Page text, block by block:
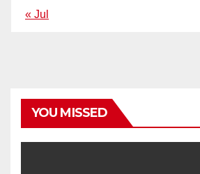
« Jul
YOU MISSED